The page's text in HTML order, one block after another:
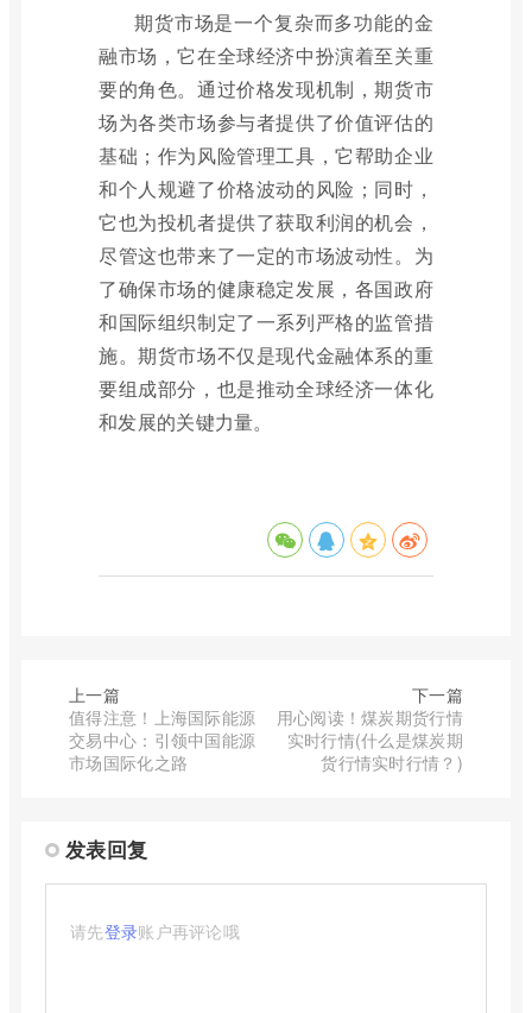
期货市场是一个复杂而多功能的金
融市场，它在全球经济中扮演着至关重
要的角色。通过价格发现机制，期货市
场为各类市场参与者提供了价值评估的
基础；作为风险管理工具，它帮助企业
和个人规避了价格波动的风险；同时，
它也为投机者提供了获取利润的机会，
尽管这也带来了一定的市场波动性。为
了确保市场的健康稳定发展，各国政府
和国际组织制定了一系列严格的监管措
施。期货市场不仅是现代金融体系的重
要组成部分，也是推动全球经济一体化
和发展的关键力量。
上一篇
值得注意！上海国际能源
交易中心：引领中国能源
市场国际化之路
下一篇
用心阅读！煤炭期货行情
实时行情(什么是煤炭期
货行情实时行情？)
发表回复
请先登录账户再评论哦